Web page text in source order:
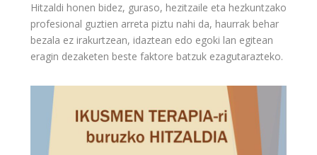
Hitzaldi honen bidez, guraso, hezitzaile eta hezkuntzako
profesional guztien arreta piztu nahi da, haurrak behar
bezala ez irakurtzean, idaztean edo egoki lan egitean
eragin dezaketen beste faktore batzuk ezagutarazteko.